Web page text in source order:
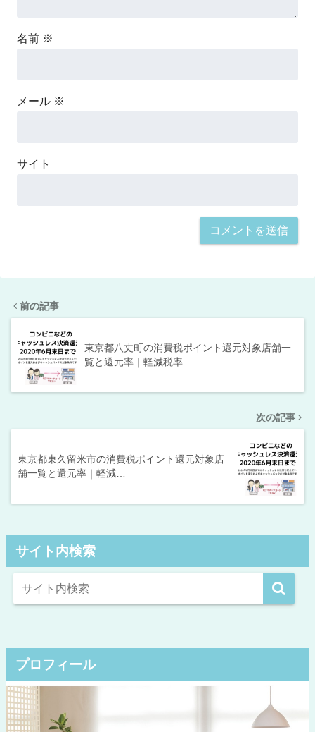
名前 ※
メール ※
サイト
前の記事
東京都八丈町の消費税ポイント還元対象店舗一
覧と還元率｜軽減税率…
次の記事
東京都東久留米市の消費税ポイント還元対象店
舗一覧と還元率｜軽減…
サイト内検索
プロフィール